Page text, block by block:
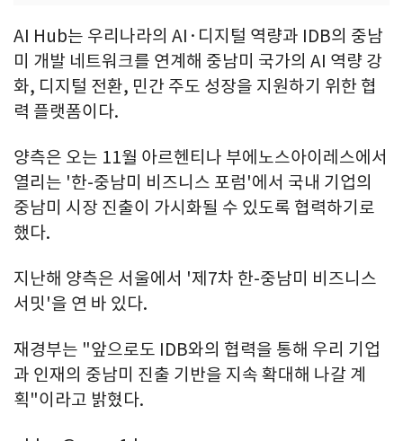
AI Hub는 우리나라의 AI·디지털 역량과 IDB의 중남
미 개발 네트워크를 연계해 중남미 국가의 AI 역량 강
화, 디지털 전환, 민간 주도 성장을 지원하기 위한 협
력 플랫폼이다.
양측은 오는 11월 아르헨티나 부에노스아이레스에서
열리는 '한-중남미 비즈니스 포럼'에서 국내 기업의
중남미 시장 진출이 가시화될 수 있도록 협력하기로
했다.
지난해 양측은 서울에서 '제7차 한-중남미 비즈니스
서밋'을 연 바 있다.
재경부는 "앞으로도 IDB와의 협력을 통해 우리 기업
과 인재의 중남미 진출 기반을 지속 확대해 나갈 계
획"이라고 밝혔다.